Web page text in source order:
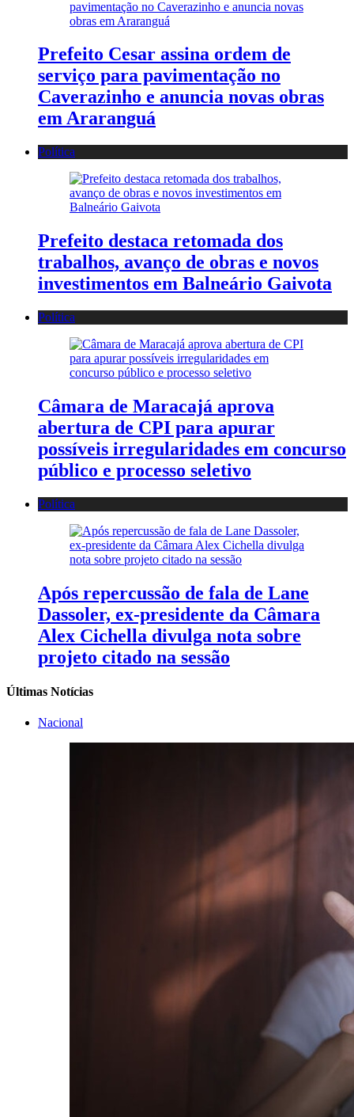
Prefeito Cesar assina ordem de
serviço para pavimentação no
Caverazinho e anuncia novas obras
em Araranguá
Política
Prefeito destaca retomada dos
trabalhos, avanço de obras e novos
investimentos em Balneário Gaivota
Política
Câmara de Maracajá aprova
abertura de CPI para apurar
possíveis irregularidades em concurso
público e processo seletivo
Política
Após repercussão de fala de Lane
Dassoler, ex-presidente da Câmara
Alex Cichella divulga nota sobre
projeto citado na sessão
Últimas Notícias
Nacional